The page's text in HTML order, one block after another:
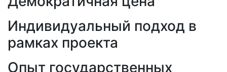
Индивидуальный подход в
рамках проекта
Опыт государственных